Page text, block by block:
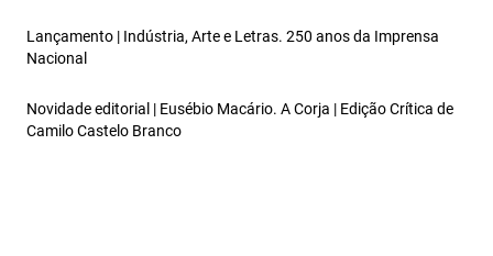
Lançamento | Indústria, Arte e Letras. 250 anos da Imprensa
Nacional
Novidade editorial | Eusébio Macário. A Corja | Edição Crítica de
Camilo Castelo Branco